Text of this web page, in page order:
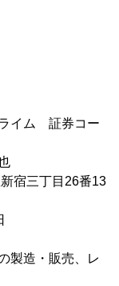
イム 証券コー
宿三丁目26番13
製造・販売、レ